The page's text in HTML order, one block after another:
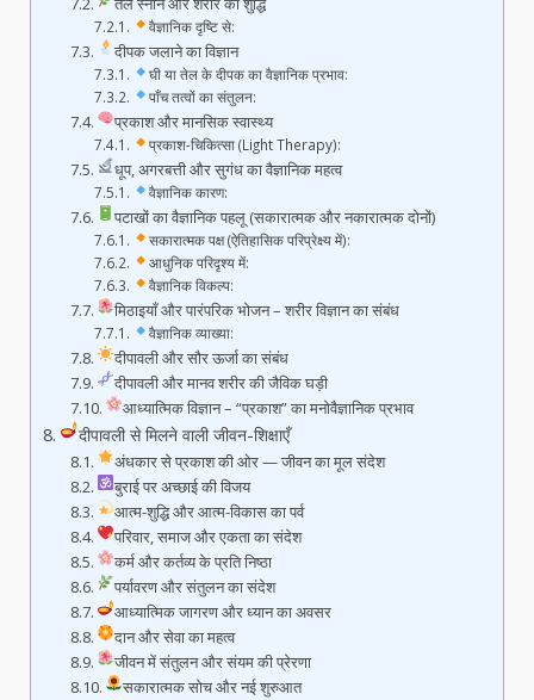
वैज्ञानिक दृष्टि से:
दीपक जलाने का विज्ञान
घी या तेल के दीपक का वैज्ञानिक प्रभाव:
पाँच तत्वों का संतुलन:
प्रकाश और मानसिक स्वास्थ्य
प्रकाश-चिकित्सा (Light Therapy):
धूप, अगरबत्ती और सुगंध का वैज्ञानिक महत्व
वैज्ञानिक कारण:
पटाखों का वैज्ञानिक पहलू (सकारात्मक और नकारात्मक दोनों)
सकारात्मक पक्ष (ऐतिहासिक परिप्रेक्ष्य में):
आधुनिक परिदृश्य में:
वैज्ञानिक विकल्प:
मिठाइयाँ और पारंपरिक भोजन – शरीर विज्ञान का संबंध
वैज्ञानिक व्याख्या:
दीपावली और सौर ऊर्जा का संबंध
दीपावली और मानव शरीर की जैविक घड़ी
आध्यात्मिक विज्ञान – “प्रकाश” का मनोवैज्ञानिक प्रभाव
दीपावली से मिलने वाली जीवन-शिक्षाएँ
अंधकार से प्रकाश की ओर — जीवन का मूल संदेश
बुराई पर अच्छाई की विजय
आत्म-शुद्धि और आत्म-विकास का पर्व
परिवार, समाज और एकता का संदेश
कर्म और कर्तव्य के प्रति निष्ठा
पर्यावरण और संतुलन का संदेश
आध्यात्मिक जागरण और ध्यान का अवसर
दान और सेवा का महत्व
जीवन में संतुलन और संयम की प्रेरणा
सकारात्मक सोच और नई शुरुआत